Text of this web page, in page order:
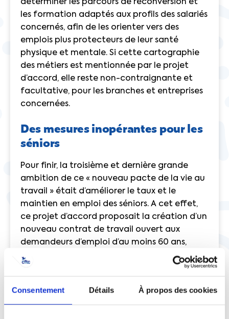
Consentement Détails À propos des cookies
déterminer les parcours de reconversion et
les formation adaptés aux profils des salariés
concernés, afin de les orienter vers des
emplois plus protecteurs de leur santé
physique et mentale. Si cette cartographie
des métiers est mentionnée par le projet
d’accord, elle reste non-contraignante et
facultative, pour les branches et entreprises
concernées.
Des mesures inopérantes pour les
séniors
Pour finir, la troisième et dernière grande
ambition de ce « nouveau pacte de la vie au
travail » était d’améliorer le taux et le
maintien en emploi des séniors. A cet effet,
ce projet d’accord proposait la création d’un
nouveau contrat de travail ouvert aux
demandeurs d’emploi d’au moins 60 ans,
auquel notre organisation était fermement
opposée. Ce CDI séniors (rebaptisé « contrat
notamment pu exonérer de certaines
cotisations les employeurs. Outre la